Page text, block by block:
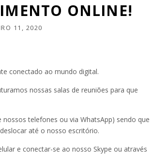
ONLINE!
11, 2020
conectado ao mundo digital.
nossas salas de reuniões para que
telefones ou via WhatsApp) sendo que
até o nosso escritório.
e conectar-se ao nosso Skype ou através